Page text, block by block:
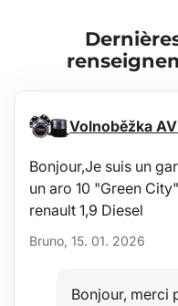
Volnoběžka
Bonjour,Je suis un
un aro 10 "Green
renault 1,9 Diesel
Bruno, 15. 01. 2026
Bonjour, merci